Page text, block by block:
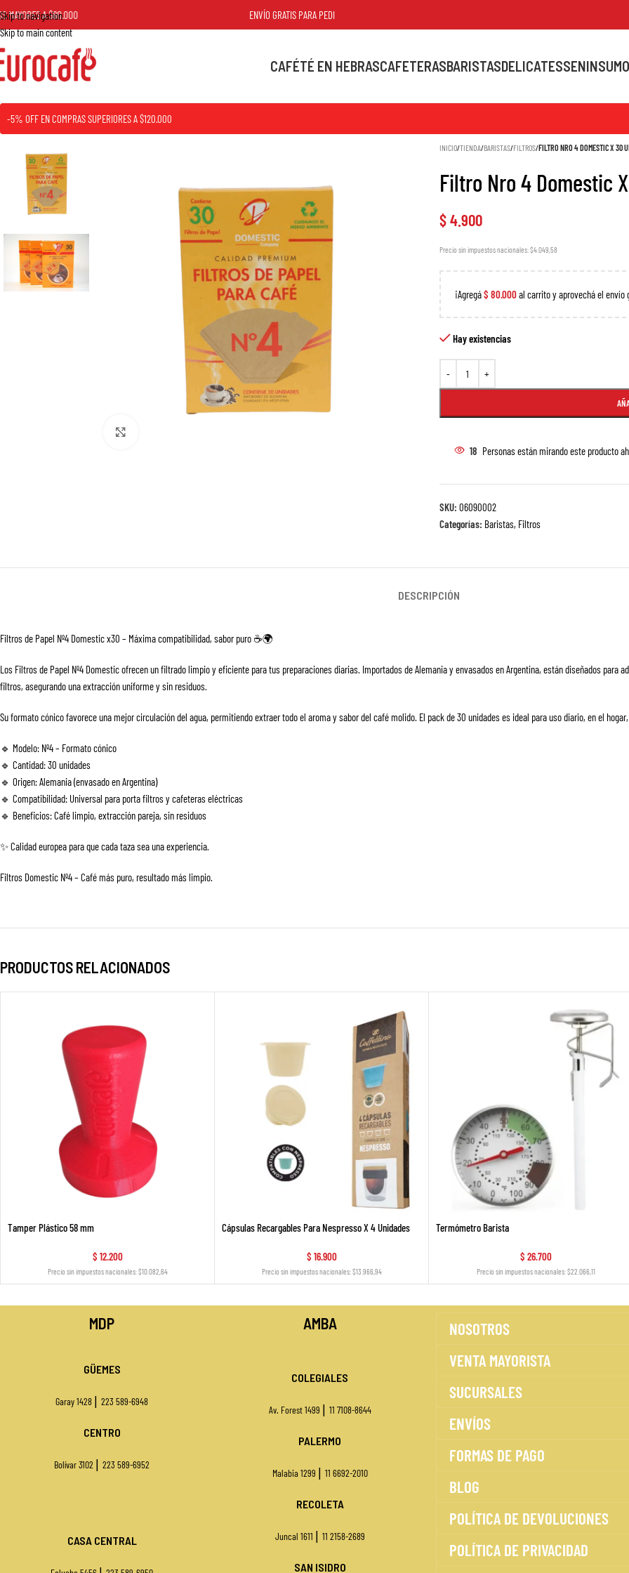
Skip to navigation
Skip to main content
A $80.000 ENVÍO GRATIS PARA PEDIDOS MAYORES A $80.000
CAFÉTÉ EN HEBRASCAFETERASBARISTASDELICATESSEN
-5% OFF EN COMPRAS SUPERIORES A $120.000
INICIO/TIENDA/BARISTAS/FILTROS/FILTRO NRO 4 DOMESTIC X 30
Filtro Nro 4 Domestic
$4.900
Precio sin impuestos nacionales: $4.049,58
¡Agregá$ 80.000al carrito y aprovechá el envío
Hay existencias
18 Personas están mirando este producto
SKU: 06090002
Categorías: Baristas, Filtros
DESCRIPCIÓN
Filtros de Papel Nº4 Domestic x30 – Máxima compatibilidad, sabor puro ☕🌍
Los Filtros de Papel Nº4 Domestic ofrecen un filtrado limpio y eficiente para tus preparaciones diarias. Importados de Alemania y envasados en Argentina, están diseñados para
filtros, asegurando una extracción uniforme y sin residuos.
Su formato cónico favorece una mejor circulación del agua, permitiendo extraer todo el aroma y sabor del café molido. El pack de 30 unidades es ideal para uso diario, en el
🔹 Modelo: Nº4 – Formato cónico
🔹 Cantidad: 30 unidades
🔹 Origen: Alemania (envasado en Argentina)
🔹 Compatibilidad: Universal para porta filtros y cafeteras eléctricas
🔹 Beneficios: Café limpio, extracción pareja, sin residuos
✨ Calidad europea para que cada taza sea una experiencia.
Filtros Domestic Nº4 – Café más puro, resultado más limpio.
PRODUCTOS RELACIONADOS
Tamper Plástico 58 mm
$ 12.200
Precio sin impuestos nacionales: $10.082,64
Cápsulas Recargables Para Nespresso X 4 Unidades
$ 16.900
Precio sin impuestos nacionales: $13.966,94
Termómetro Barista
$ 26.700
Precio sin impuestos nacionales: $22.066,11
MDP
GÜEMES
Garay 1428 |223 589-6948
CENTRO
Bolívar 3102 |223 589-6952
CASA CENTRAL
AMBA
COLEGIALES
Av. Forest 1499 11 7108-8644
PALERMO
Malabia 1299 11 6692-2010
RECOLETA
Juncal 1611 11 2158-2689
SAN ISIDRO
NOSOTROS
VENTA MAYORISTA
SUCURSALES
ENVÍOS
FORMAS DE PAGO
BLOG
POLÍTICA DE DEVOLUCIONES
POLÍTICA DE PRIVACIDAD